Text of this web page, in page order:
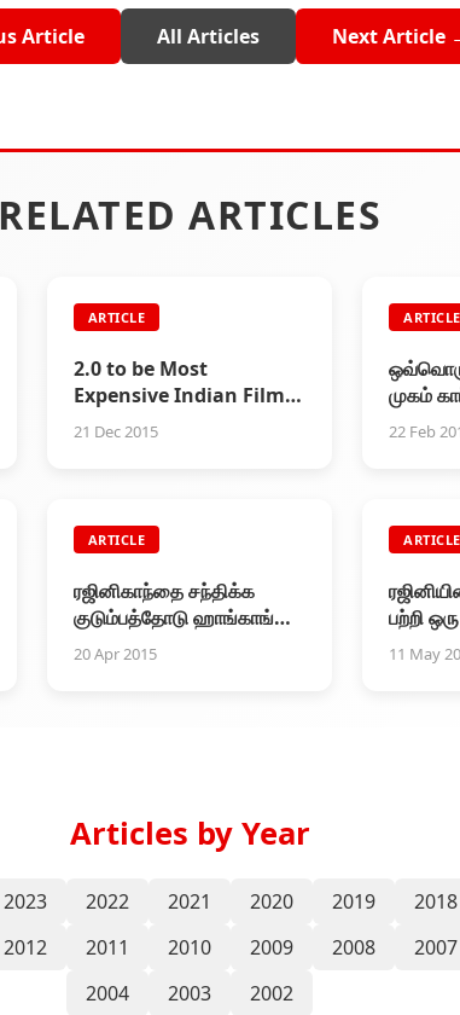
Article All Articles Next Article
RELATED ARTICLES
ARTICLE
2.0 to be Most
Expensive Indian Film
With Rs 350 Crore
21 Dec 2015
ARTICLE
முகம்
22 Feb
ARTICLE
ரஜினிகாந்தை சந்திக்க
குடும்பத்தோடு ஹாங்காங்
பயணம்
20 Apr 2015
ARTICLE
பற்றி
11 May
Articles by Year
2023 2022 2021 2020 2019 2018
2012 2011 2010 2009 2008 2007
2004
2003 2002